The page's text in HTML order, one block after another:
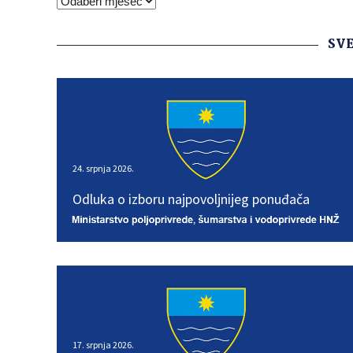
24. srpnja 2026.
Odluka o izboru najpovoljnijeg ponuđača
24. srpnja 2026.
Odluka o izboru najpovoljnijeg ponuđača
17. srpnja 2026.
17. srpnja 2026.